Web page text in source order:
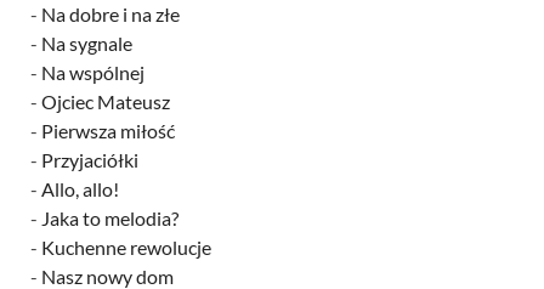
- Na dobre i na złe
- Na sygnale
- Na wspólnej
- Ojciec Mateusz
- Pierwsza miłość
- Przyjaciółki
- Allo, allo!
- Jaka to melodia?
- Kuchenne rewolucje
- Nasz nowy dom